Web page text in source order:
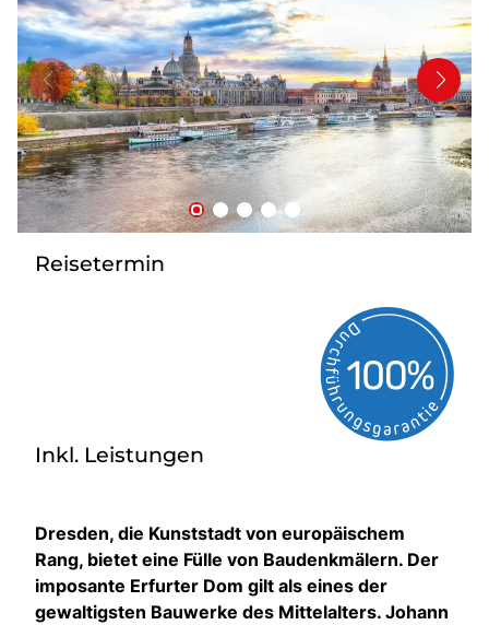
Tagesreisen
Bus anmieten
Service
Kontakt
Reisetermin
Inkl. Leistungen
Dresden, die Kunststadt von europäischem
Rang, bietet eine Fülle von Baudenkmälern. Der
imposante Erfurter Dom gilt als eines der
gewaltigsten Bauwerke des Mittelalters. Johann